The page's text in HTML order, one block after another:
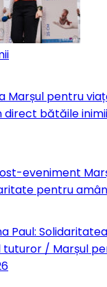
Marșul pentru
direct bătăile
eveniment
pentru
Paul:
tuturor / Marșul